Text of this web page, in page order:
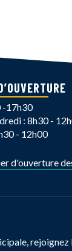
-17h30
: 8h30 -
- 12h00
d'ouverture